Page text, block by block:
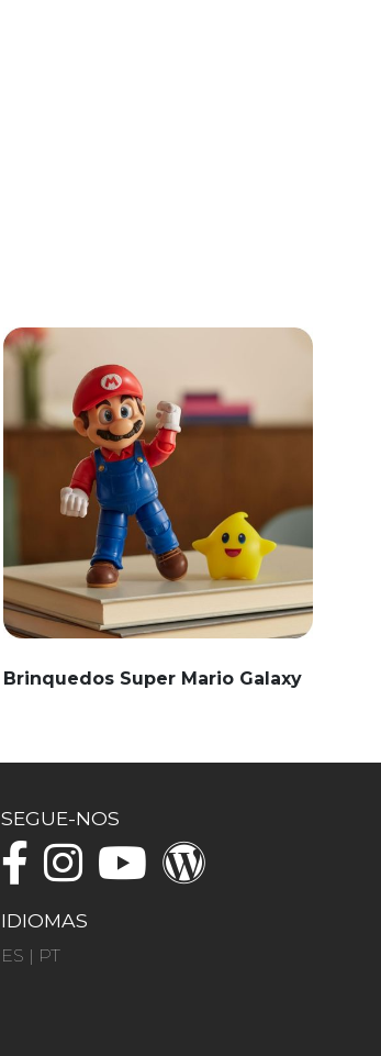
Brinquedos Super Mario Galaxy
SEGUE-NOS
IDIOMAS
ES | PT